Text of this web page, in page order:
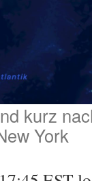
kurz
York